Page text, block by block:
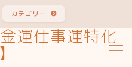
カテゴリー
運仕事運特化